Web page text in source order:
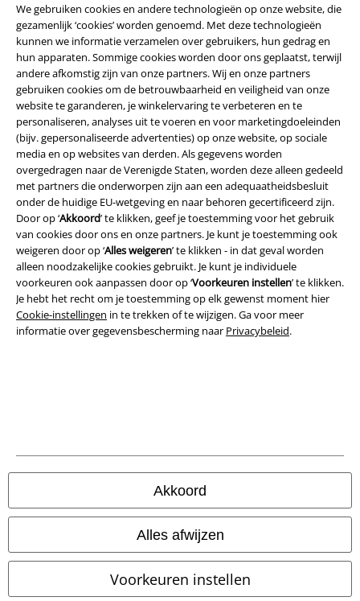
We gebruiken cookies en andere technologieën op onze website, die
gezamenlijk ‘cookies’ worden genoemd. Met deze technologieën
kunnen we informatie verzamelen over gebruikers, hun gedrag en
hun apparaten. Sommige cookies worden door ons geplaatst, terwijl
andere afkomstig zijn van onze partners. Wij en onze partners
gebruiken cookies om de betrouwbaarheid en veiligheid van onze
website te garanderen, je winkelervaring te verbeteren en te
personaliseren, analyses uit te voeren en voor marketingdoeleinden
(bijv. gepersonaliseerde advertenties) op onze website, op sociale
media en op websites van derden. Als gegevens worden
overgedragen naar de Verenigde Staten, worden deze alleen gedeeld
met partners die onderworpen zijn aan een adequaatheidsbesluit
onder de huidige EU-wetgeving en naar behoren gecertificeerd zijn.
Door op ‘Akkoord’ te klikken, geef je toestemming voor het gebruik
van cookies door ons en onze partners. Je kunt je toestemming ook
weigeren door op ‘Alles weigeren’ te klikken - in dat geval worden
alleen noodzakelijke cookies gebruikt. Je kunt je individuele
voorkeuren ook aanpassen door op ‘Voorkeuren instellen’ te klikken.
Je hebt het recht om je toestemming op elk gewenst moment hier
Cookie-instellingen in te trekken of te wijzigen. Ga voor meer
informatie over gegevensbescherming naar Privacybeleid.
Akkoord
Alles afwijzen
Voorkeuren instellen
Legal
Algemene Voorwaarden
Bedrijfsgegevens
Privacyverklaring
Verklaring van conformiteit
Alle prijzen incl.wettelijke BTW
© 1986-2026 Large Popmerchandising BV
Onze online shops